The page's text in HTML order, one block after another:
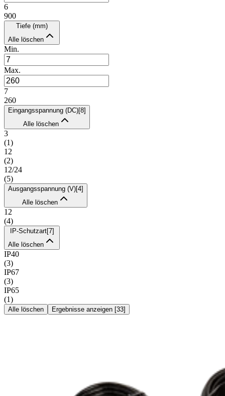
6
900
Tiefe (mm)
Alle löschen
Min.
Max.
7
260
Eingangsspannung (DC)[8]
Alle löschen
3
(1)
12
(2)
12/24
(5)
Ausgangsspannung (V)[4]
Alle löschen
12
(4)
IP-Schutzart[7]
Alle löschen
IP40
(3)
IP67
(3)
IP65
(1)
Alle löschen Ergebnisse anzeigen [33]